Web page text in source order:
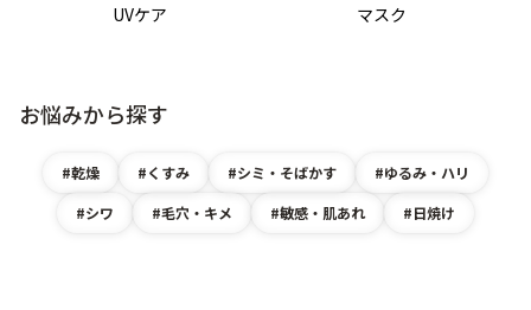
UVケア マスク
お悩みから探す
乾燥 くすみ シミ・そばかす
ゆるみ・ハリ
シワ
毛穴・キメ 敏感・肌あれ 日焼け